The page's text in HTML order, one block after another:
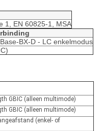
1, EN 60825-1, MSA
BX-D - LC enkelmodus
GBIC (alleen multimode)
GBIC (alleen multimode)
(enkel- of